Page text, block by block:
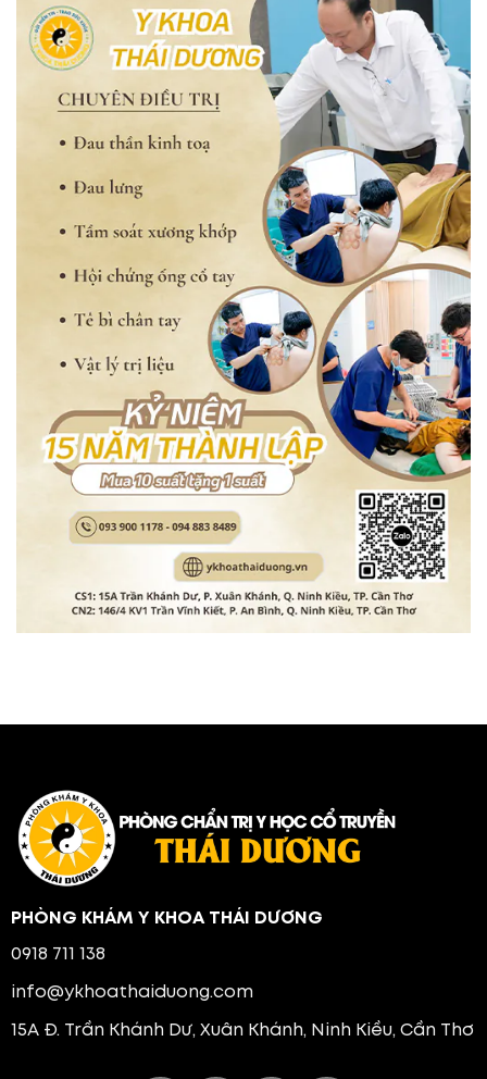
PHÒNG KHÁM Y KHOA THÁI DƯƠNG
0918 711 138
info@ykhoathaiduong.com
15A Đ. Trần Khánh Dư, Xuân Khánh, Ninh Kiều, Cần Thơ